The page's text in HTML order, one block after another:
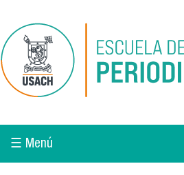
☰ Menú